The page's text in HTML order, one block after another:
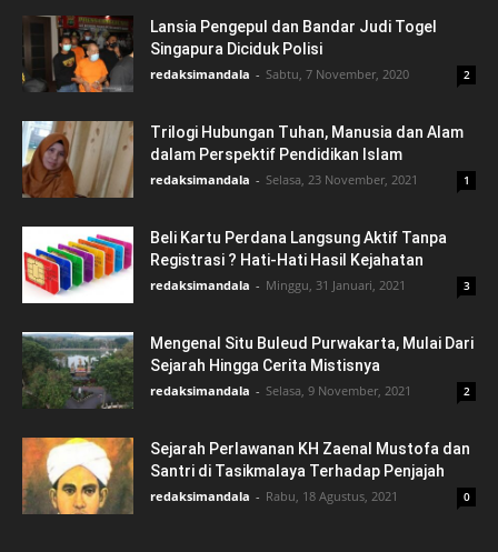
Lansia Pengepul dan Bandar Judi Togel
Singapura Diciduk Polisi
redaksimandala - Sabtu, 7 November, 2020 2
Trilogi Hubungan Tuhan, Manusia dan Alam
dalam Perspektif Pendidikan Islam
redaksimandala - Selasa, 23 November, 2021 1
Beli Kartu Perdana Langsung Aktif Tanpa
Registrasi ? Hati-Hati Hasil Kejahatan
redaksimandala - Minggu, 31 Januari, 2021 3
Mengenal Situ Buleud Purwakarta, Mulai Dari
Sejarah Hingga Cerita Mistisnya
redaksimandala - Selasa, 9 November, 2021 2
Sejarah Perlawanan KH Zaenal Mustofa dan
Santri di Tasikmalaya Terhadap Penjajah
redaksimandala - Rabu, 18 Agustus, 2021 0